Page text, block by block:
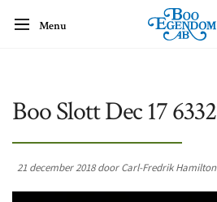
Menu
Boo Slott Dec 17 6332
21 december 2018 door Carl-Fredrik Hamilton